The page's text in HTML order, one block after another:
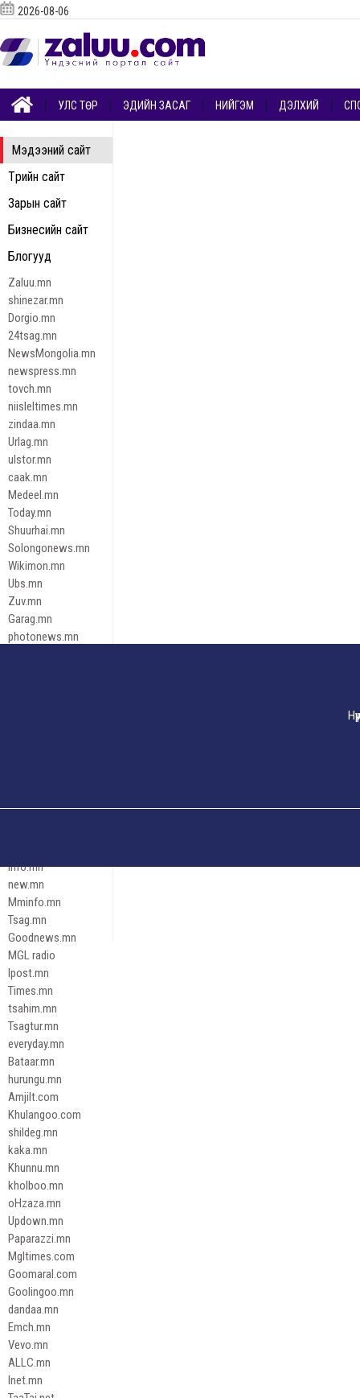
Мэдээний сайт
Төрийн сайт
Зарын сайт
Бизнесийн сайт
Блогууд
Zaluu.mn
shinezar.mn
Dorgio.mn
24tsag.mn
NewsMongolia.mn
newspress.mn
tovch.mn
niisleltimes.mn
zindaa.mn
Urlag.mn
ulstor.mn
caak.mn
Medeel.mn
Today.mn
Shuurhai.mn
Solongonews.mn
Wikimon.mn
Ubs.mn
Zuv.mn
Garag.mn
photonews.mn
Эрх зүй
info.mn
new.mn
Mminfo.mn
Tsag.mn
Goodnews.mn
MGL radio
Ipost.mn
Times.mn
tsahim.mn
Tsagtur.mn
everyday.mn
Bataar.mn
hurungu.mn
Amjilt.com
Khulangoo.com
shildeg.mn
kaka.mn
Khunnu.mn
kholboo.mn
oHzaza.mn
Updown.mn
Paparazzi.mn
Mgltimes.com
Goomaral.com
Goolingoo.mn
dandaa.mn
Emch.mn
Vevo.mn
ALLC.mn
Inet.mn
2026-08-06
УЛС ТӨР ЭДИЙН ЗАСАГ НИЙГЭМ ДЭЛХИЙ